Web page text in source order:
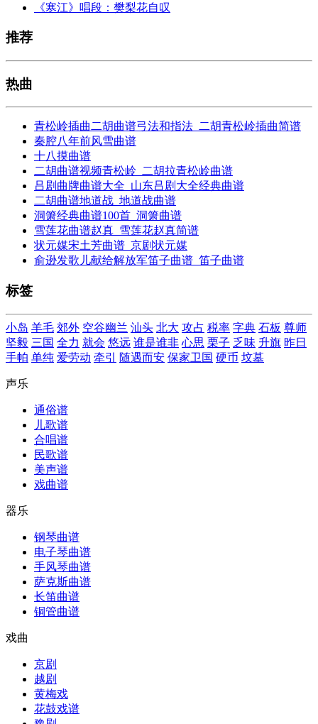
《寒江》唱段：樊梨花自叹
推荐
热曲
青松岭插曲二胡曲谱弓法和指法_二胡青松岭插曲简谱
秦腔八年前风雪曲谱
十八摸曲谱
二胡曲谱视频青松岭_二胡拉青松岭曲谱
吕剧曲牌曲谱大全_山东吕剧大全经典曲谱
二胡曲谱地道战_地道战曲谱
洞箫经典曲谱100首_洞箫曲谱
雪莲花曲谱赵真_雪莲花赵真简谱
状元媒宋土芳曲谱_京剧状元媒
俞逊发歌儿献给解放军笛子曲谱_笛子曲谱
标签
小岛 羊毛 郊外 空谷幽兰 汕头 北大 攻占 税率 字典 石板 尊师
坚毅 三国 全力 就会 悠远 谁是谁非 心思 栗子 乏味 升旗 昨日
手帕 单纯 爱劳动 牵引 随遇而安 保家卫国 硬币 坟墓
声乐
通俗谱
儿歌谱
合唱谱
民歌谱
美声谱
戏曲谱
器乐
钢琴曲谱
电子琴曲谱
手风琴曲谱
萨克斯曲谱
长笛曲谱
铜管曲谱
戏曲
京剧
越剧
黄梅戏
花鼓戏谱